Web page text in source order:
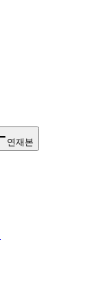
연재본